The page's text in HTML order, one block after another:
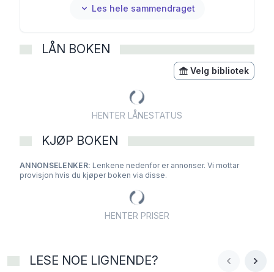
Les hele sammendraget
LÅN BOKEN
Velg bibliotek
HENTER LÅNESTATUS
KJØP BOKEN
ANNONSELENKER: Lenkene nedenfor er annonser. Vi mottar
provisjon hvis du kjøper boken via disse.
HENTER PRISER
LESE NOE LIGNENDE?